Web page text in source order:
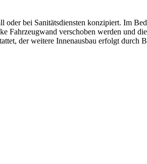
bei Sanitätsdiensten konzipiert. Im
Fahrzeugwand verschoben werden und
der weitere Innenausbau erfolgt durch